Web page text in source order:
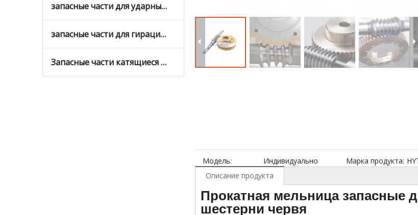
запасные части для ударных дробилок с вертикальным валом
запасные части для гирационных дробилок
Запасные части катящиеся мельницы
Модель: Индивидуально Марка продукта:
Описание продукта
Прокатная мельница запасные
шестерни червя